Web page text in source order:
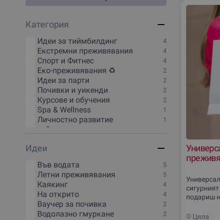
Категория
Идеи за тиймбилдинг 4
Екстремни преживявания 4
Спорт и Фитнес 4
Еко-преживявания ♻️ 2
Идеи за парти 2
Почивки и уикенди 2
Курсове и обучения 2
Spa & Wellness 1
Личностно развитие 1
🔥Отстъпки и промоции
Дегустации и гурме 1
Творчество и изкуство 1
Онлайн преживявания 1
Идеи
Във водата 5
Летни преживявания 5
Каякинг 4
На открито 4
Ваучер за почивка 2
Водолазно гмуркане 2
подариш
Цяла